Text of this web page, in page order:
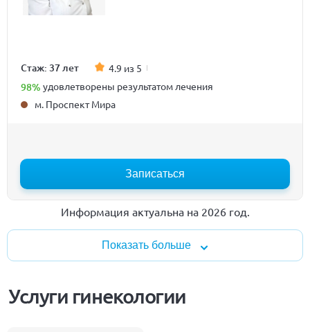
Стаж: 37 лет 4.9 из 5
98% удовлетворены результатом лечения
м. Проспект Мира
Записаться
Информация актуальна на 2026 год.
Показать больше
Услуги гинекологии